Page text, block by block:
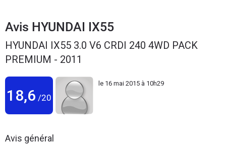
Essais
Guide
d'achat
Utilitaires
Flottes
Avis HYUNDAI IX55
HYUNDAI IX55 3.0 V6 CRDI 240 4WD PACK
PREMIUM - 2011
18,6 /20
le 16 mai 2015 à 10h29
Avis général